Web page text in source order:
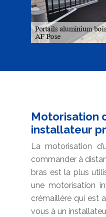
Motorisation
installateur
La motorisation
commander à
bras est la plus
une motorisation
crémaillère qui est
vous à un